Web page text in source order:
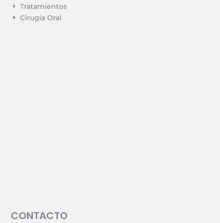
E Tratamientos
E Cirugía Oral
CONTACTO